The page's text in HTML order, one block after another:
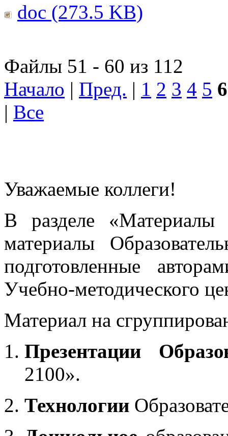
doc (273.5 KB)
Файлы 51 - 60 из 112
Начало | Пред. | 1 2 3 4 5 6
| Все
Уважаемые коллеги!
В разделе «Материалы
материалы
подготовленные
Учебно-методического
Материал на
Презентации
2100».
Технологии